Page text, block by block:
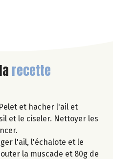
recette
et hacher l'ail et
et le ciseler. Nettoyer les
l'ail, l'échalote et le
la muscade et 80g de